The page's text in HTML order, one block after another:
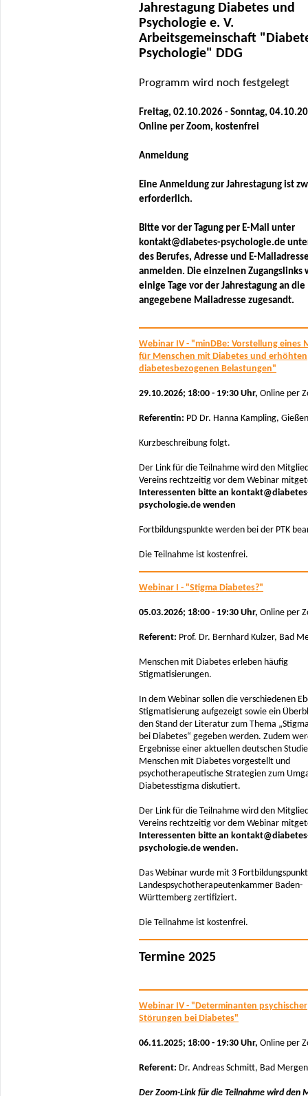
Jahrestagung Diabetes und
Psychologie e. V.
Arbeitsgemeinschaft
Psychologie" DDG
Programm wird noch festgelegt
Freitag, 02.10.2026 - Sonntag,
Online per Zoom, kostenfrei
Anmeldung
Eine Anmeldung zur Jahrestagung ist
erforderlich.
Bitte vor der Tagung per E-Mail unter
kontakt@diabetes-psychologie.de
des Berufes, Adresse und E-
anmelden. Die einzelnen Zugangslinks
einige Tage vor der Jahrestagung an die
angegebene Mailadresse zugesandt.
Webinar IV - "minDBe: Vorstellung eines
für Menschen mit Diabetes und erhöhten
diabetesbezogenen Belastungen"
29.10.2026; 18:00 - 19:30 Uhr, Online per
Referentin: PD Dr. Hanna Kampling, Gießen
Kurzbeschreibung folgt.
Der Link für die Teilnahme wird den
Vereins rechtzeitig vor dem Webinar
Interessenten bitte an
psychologie.de wenden
Fortbildungspunkte werden bei der PTK
Die Teilnahme ist kostenfrei.
Webinar I - "Stigma Diabetes?"
05.03.2026; 18:00 - 19:30 Uhr, Online per
Referent: Prof. Dr. Bernhard Kulzer, Bad
Menschen mit Diabetes erleben häufig
Stigmatisierungen.
In dem Webinar sollen die verschiedenen
Stigmatisierung aufgezeigt sowie ein
den Stand der Literatur zum Thema
bei Diabetes“ gegeben werden. Zudem
Ergebnisse einer aktuellen deutschen
Menschen mit Diabetes vorgestellt und
psychotherapeutische Strategien zum
Diabetesstigma diskutiert.
Der Link für die Teilnahme wird den
Vereins rechtzeitig vor dem Webinar
Interessenten bitte an
psychologie.de wenden.
Das Webinar wurde mit 3
Landespsychotherapeutenkammer Baden-
Württemberg zertifiziert.
Die Teilnahme ist kostenfrei.
Termine 2025
Webinar IV - "Determinanten psychischer
Störungen bei Diabetes"
06.11.2025; 18:00 - 19:30 Uhr, Online per
Referent: Dr. Andreas Schmitt, Bad
Der Zoom-Link für die Teilnahme wird den